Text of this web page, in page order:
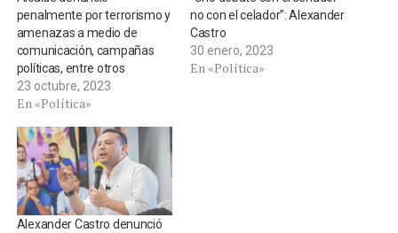
penalmente por terrorismo y
amenazas a medio de
comunicación, campañas
políticas, entre otros
23 octubre, 2023
En «Política»
no con el celador”: Alexander
Castro
30 enero, 2023
En «Política»
Alexander Castro denunció